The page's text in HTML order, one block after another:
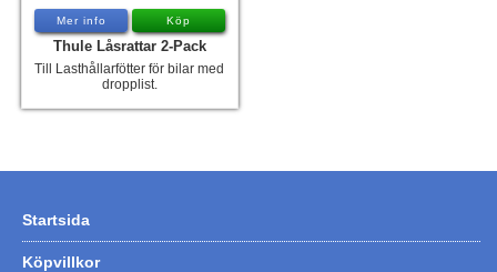
Mer info Köp
Thule Låsrattar 2-Pack
Till Lasthållarfötter för bilar med
dropplist.
Startsida
Köpvillkor